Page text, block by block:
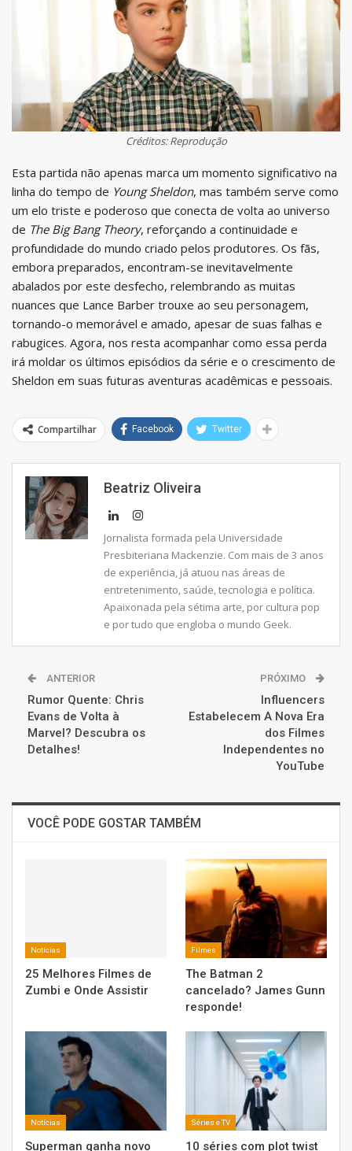
Créditos: Reprodução
Esta partida não apenas marca um momento significativo na
linha do tempo de Young Sheldon, mas também serve como
um elo triste e poderoso que conecta de volta ao universo
de The Big Bang Theory, reforçando a continuidade e
profundidade do mundo criado pelos produtores. Os fãs,
embora preparados, encontram-se inevitavelmente
abalados por este desfecho, relembrando as muitas
nuances que Lance Barber trouxe ao seu personagem,
tornando-o memorável e amado, apesar de suas falhas e
rabugices. Agora, nos resta acompanhar como essa perda
irá moldar os últimos episódios da série e o crescimento de
Sheldon em suas futuras aventuras acadêmicas e pessoais.
Compartilhar Facebook Twitter
Beatriz Oliveira
Jornalista formada pela Universidade
Presbiteriana Mackenzie. Com mais de 3 anos
de experiência, já atuou nas áreas de
entretenimento, saúde, tecnologia e política.
Apaixonada pela sétima arte, por cultura pop
e por tudo que engloba o mundo Geek.
ANTERIOR
Rumor Quente: Chris
Evans de Volta à
Marvel? Descubra os
Detalhes!
PRÓXIMO
Influencers
Estabelecem A Nova Era
dos Filmes
Independentes no
YouTube
VOCÊ PODE GOSTAR TAMBÉM
Notícias
25 Melhores Filmes de
Zumbi e Onde Assistir
Filmes
The Batman 2
cancelado? James Gunn
responde!
Notícias
Superman ganha novo
Séries e TV
10 séries com plot twist